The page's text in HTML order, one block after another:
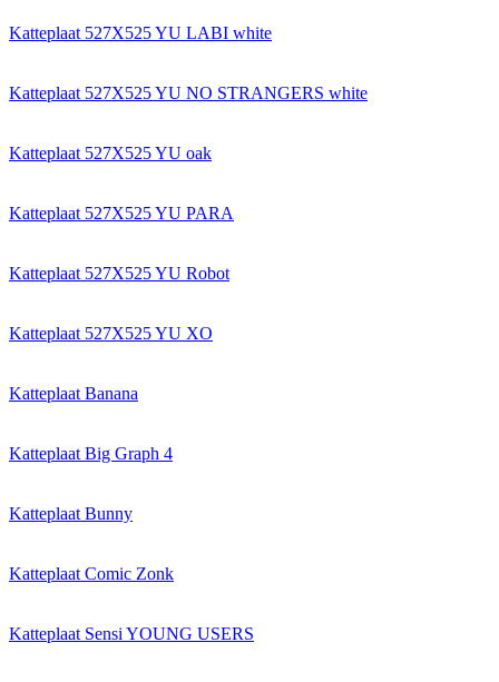
Katteplaat 527X525 YU LABI white
Katteplaat 527X525 YU NO STRANGERS white
Katteplaat 527X525 YU oak
Katteplaat 527X525 YU PARA
Katteplaat 527X525 YU Robot
Katteplaat 527X525 YU XO
Katteplaat Banana
Katteplaat Big Graph 4
Katteplaat Bunny
Katteplaat Comic Zonk
Katteplaat Sensi YOUNG USERS